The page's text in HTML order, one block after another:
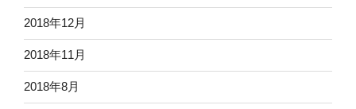
2018年12月
2018年11月
2018年8月